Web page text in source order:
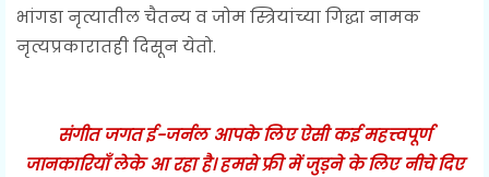
भांगडा नृत्यातील चैतन्य व जोम स्त्रियांच्या गिद्धा नामक
नृत्यप्रकारातही दिसून येतो.
संगीत जगत ई-जर्नल आपके लिए ऐसी कई महत्त्वपूर्ण
जानकारियाँ लेके आ रहा है। हमसे फ्री में जुड़ने के लिए नीचे दिए